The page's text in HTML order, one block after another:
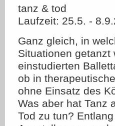
tanz & tod
Laufzeit: 25.5. -
Ganz gleich, in
Situationen getanzt
einstudierten
ob in
ohne Einsatz des
Was aber hat Tanz
Tod zu tun?